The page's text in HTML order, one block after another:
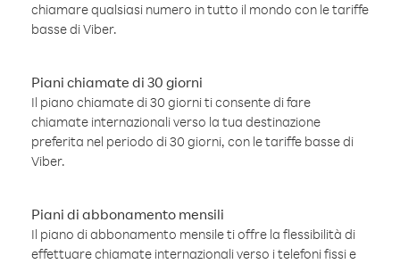
chiamare qualsiasi numero in tutto il mondo con le tariffe
basse di Viber.
Piani chiamate di 30 giorni
Il piano chiamate di 30 giorni ti consente di fare
chiamate internazionali verso la tua destinazione
preferita nel periodo di 30 giorni, con le tariffe basse di
Viber.
Piani di abbonamento mensili
Il piano di abbonamento mensile ti offre la flessibilità di
effettuare chiamate internazionali verso i telefoni fissi e